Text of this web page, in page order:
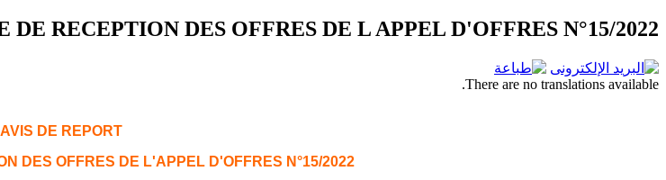
RECEPTION DES OFFRES DE L APPEL D'OFFRES N°15/2022
There are no translations available.
AVIS DE REPORT
DES OFFRES DE L'APPEL D'OFFRES N°15/2022